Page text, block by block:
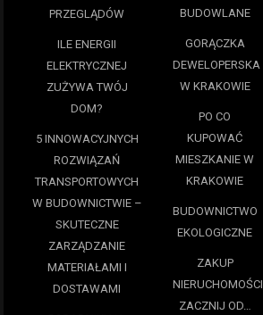
PRZEGLĄDÓW
ILE ENERGII
ELEKTRYCZNEJ
ZUŻYWA TWÓJ
DOM?
5 INNOWACYJNYCH
ROZWIĄZAŃ
TRANSPORTOWYCH
W BUDOWNICTWIE –
SKUTECZNE
ZARZĄDZANIE
MATERIAŁAMI I
DOSTAWAMI
BUDOWLANE
GORĄCZKA
DEWELOPERSKA
W KRAKOWIE
PO CO
KUPOWAĆ
MIESZKANIE W
KRAKOWIE
BUDOWNICTWO
EKOLOGICZNE
ZAKUP
NIERUCHOMOŚCI
ZACZNIJ OD…